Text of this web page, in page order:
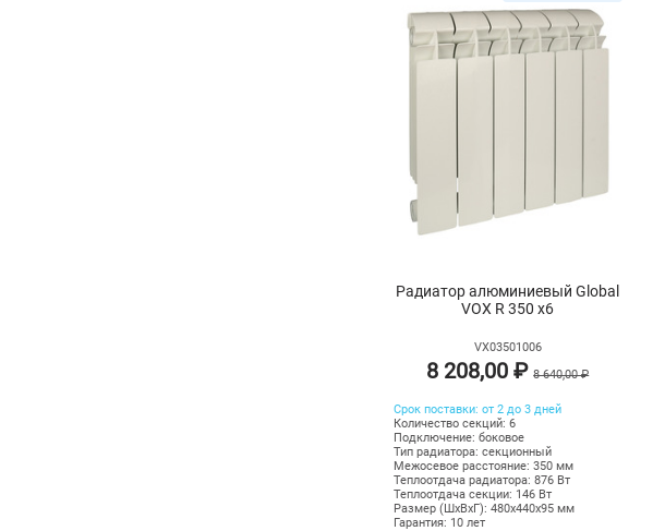
Радиатор алюминиевый Global
VOX R 350 х6
VX03501006
8 208,00 ₽8 640,00 ₽
Срок поставки: от 2 до 3 дней
Количество секций: 6
Подключение: боковое
Тип радиатора: секционный
Межосевое расстояние: 350 мм
Теплоотдача радиатора: 876 Вт
Теплоотдача секции: 146 Вт
Размер (ШхВхГ): 480х440х95 мм
Гарантия: 10 лет